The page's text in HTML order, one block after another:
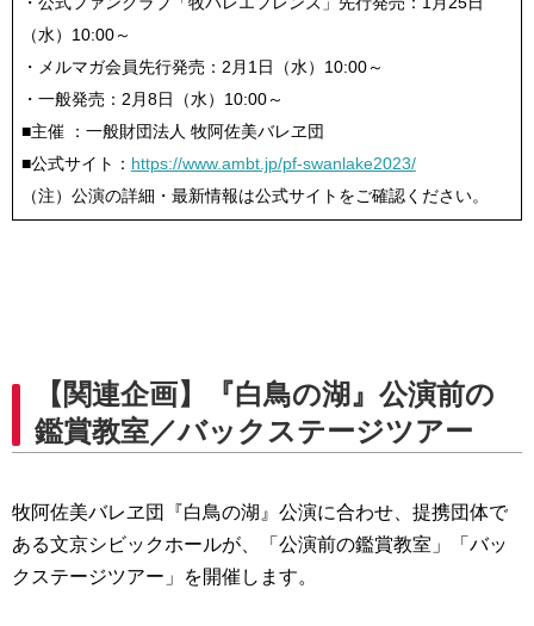
（水）10:00～
・メルマガ会員先行発売：2月1日（水）10:00～
・一般発売：2月8日（水）10:00～
■主催 ：一般財団法人 牧阿佐美バレヱ団
■公式サイト： https://www.ambt.jp/pf-swanlake2023/
（注）公演の詳細・最新情報は公式サイトをご確認ください。
【関連企画】『白鳥の湖』公演前の
鑑賞教室／バックステージツアー
牧阿佐美バレヱ団『白鳥の湖』公演に合わせ、提携団体で
ある文京シビックホールが、「公演前の鑑賞教室」「バッ
クステージツアー」を開催します。